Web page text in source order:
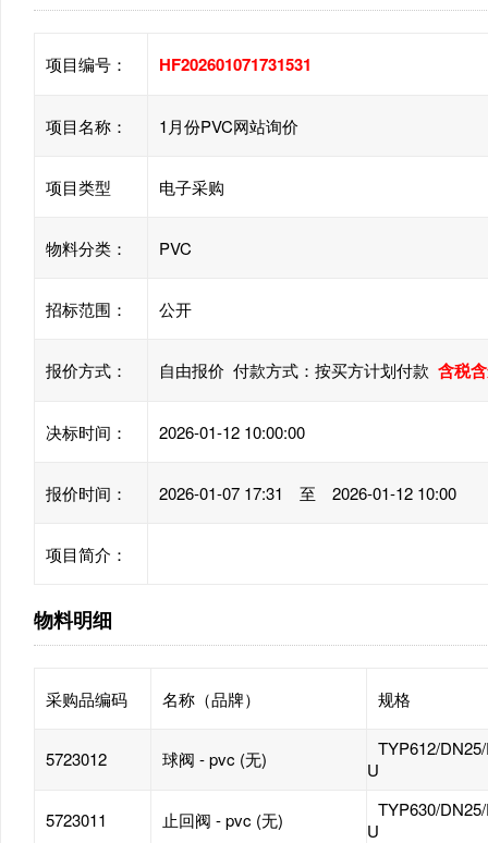
项目编号： HF202601071731531
项目名称： 1月份PVC网站询价
项目类型 电子采购
物料分类： PVC
招标范围： 公开
报价方式： 自由报价 付款方式：按买方计划付款 含税
决标时间： 2026-01-12 10:00:00
报价时间： 2026-01-07 17:31 至 2026-01-12 10:00
项目简介：
物料明细
采购品编码 名称（品牌） 规格
5723012 球阀 - pvc (无)
TYP612/
U
5723011 止回阀 - pvc (无)
TYP630/
U